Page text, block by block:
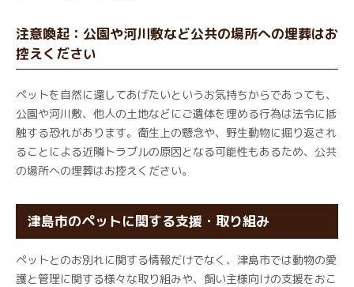
注意喚起：公園や河川敷など公共の場所への埋葬はお
控えください
ペットを自然に還してあげたいというお気持ちからであっても、
公園や河川敷、他人の土地などにご遺体を埋める行為は法令に抵
触する恐れがあります。衛生上の懸念や、野生動物に掘り返され
ることによる近隣トラブルの原因となる可能性もあるため、公共
の場所への埋葬はお控えください。
津島市のペットに関する支援・取り組み
ペットとのお別れに関する情報だけでなく、津島市では動物の愛
護と管理に関する様々な取り組みや、飼い主様向けの支援をおこ